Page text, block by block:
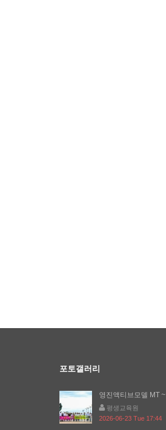
포토갤러리
영진액티브모델 MT ~
평생교육원
2026-06-23 Tue 17:44